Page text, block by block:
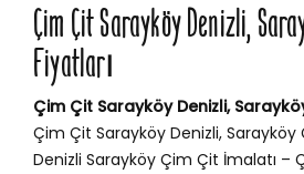
Çim Çit Sarayköy Denizli,
Fiyatları
Çim Çit Sarayköy Denizli,
Çim Çit Sarayköy Denizli, Sarayköy
Denizli Sarayköy Çim Çit İmalatı –